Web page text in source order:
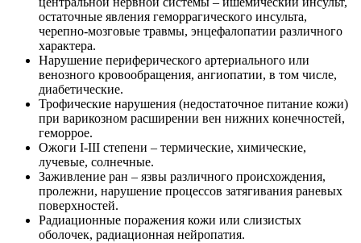
остаточные явления геморрагического инсульта,
черепно-мозговые травмы, энцефалопатии различного
характера.
Нарушение периферического артериального или
венозного кровообращения, ангиопатии, в том числе,
диабетические.
Трофические нарушения (недостаточное питание кожи)
при варикозном расширении вен нижних конечностей,
геморрое.
Ожоги I-III степени – термические, химические,
лучевые, солнечные.
Заживление ран – язвы различного происхождения,
пролежни, нарушение процессов затягивания раневых
поверхностей.
Радиационные поражения кожи или слизистых
оболочек, радиационная нейропатия.